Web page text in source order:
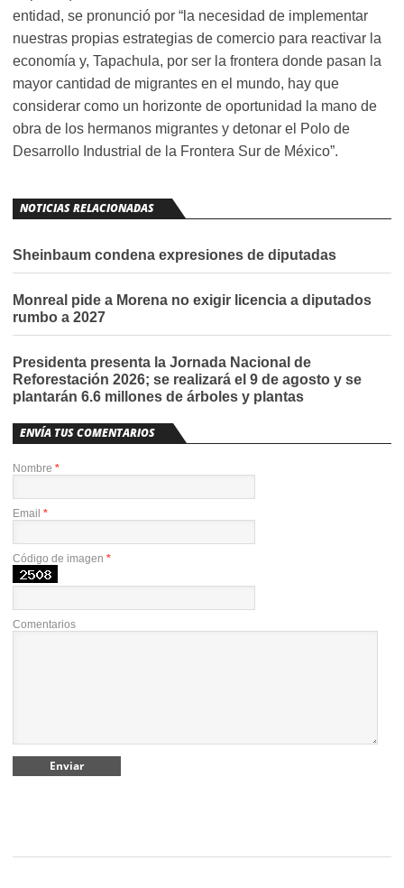
entidad, se pronunció por “la necesidad de implementar
nuestras propias estrategias de comercio para reactivar la
economía y, Tapachula, por ser la frontera donde pasan la
mayor cantidad de migrantes en el mundo, hay que
considerar como un horizonte de oportunidad la mano de
obra de los hermanos migrantes y detonar el Polo de
Desarrollo Industrial de la Frontera Sur de México”.
NOTICIAS RELACIONADAS
Sheinbaum condena expresiones de diputadas
Monreal pide a Morena no exigir licencia a diputados
rumbo a 2027
Presidenta presenta la Jornada Nacional de
Reforestación 2026; se realizará el 9 de agosto y se
plantarán 6.6 millones de árboles y plantas
ENVÍA TUS COMENTARIOS
Nombre *
Email *
Código de imagen *
Comentarios